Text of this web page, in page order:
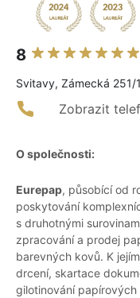
8
Svitavy, Zámecká 251/
Zobrazit
O společnosti:
Eurepap, působící od
poskytování
s druhotnými
zpracování a prodej
barevných kovů. K
drcení, skartace
gilotinování papírových